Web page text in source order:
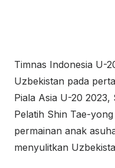
Timnas Indonesia U-
Uzbekistan pada
Piala Asia U-20
Pelatih Shin Tae-
permainan anak
menyulitkan